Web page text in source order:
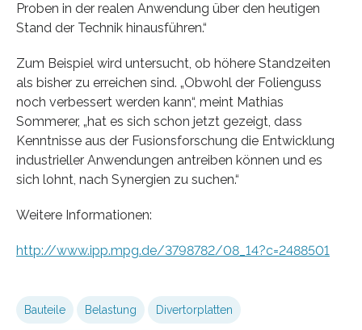
Proben in der realen Anwendung über den heutigen
Stand der Technik hinausführen.“
Zum Beispiel wird untersucht, ob höhere Standzeiten
als bisher zu erreichen sind. „Obwohl der Folienguss
noch verbessert werden kann“, meint Mathias
Sommerer, „hat es sich schon jetzt gezeigt, dass
Kenntnisse aus der Fusionsforschung die Entwicklung
industrieller Anwendungen antreiben können und es
sich lohnt, nach Synergien zu suchen.“
Weitere Informationen:
http://www.ipp.mpg.de/3798782/08_14?c=2488501
Bauteile Belastung Divertorplatten